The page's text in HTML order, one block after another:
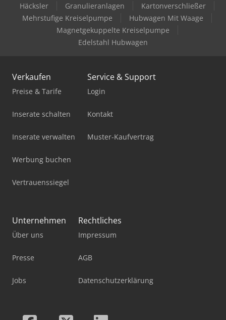
Häcksler Granulieranlagen
Kartonverschließer
Mehrstufige Kreiselpumpe
Hubwagen Mit Waage
Magnetgekuppelte Kreiselpumpe
Edelstahl Hubwagen
Verkaufen
Preise & Tarife
Inserate schalten
Inserate verwalten
Werbung buchen
Vertrauenssiegel
Service & Support
Login
Kontakt
Muster-Kaufvertrag
Unternehmen
Über uns
Presse
Jobs
Rechtliches
Impressum
AGB
Datenschutzerklärung